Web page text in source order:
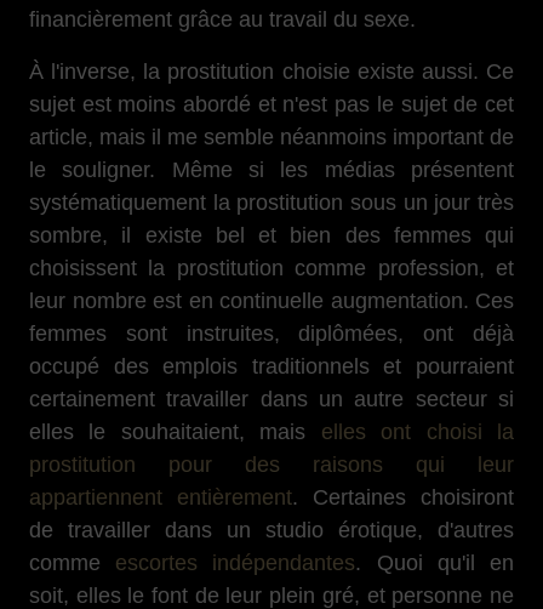
financièrement grâce au travail du sexe.
À l'inverse, la prostitution choisie existe aussi. Ce
sujet est moins abordé et n'est pas le sujet de cet
article, mais il me semble néanmoins important de
le souligner. Même si les médias présentent
systématiquement la prostitution sous un jour très
sombre, il existe bel et bien des femmes qui
choisissent la prostitution comme profession, et
leur nombre est en continuelle augmentation. Ces
femmes sont instruites, diplômées, ont déjà
occupé des emplois traditionnels et pourraient
certainement travailler dans un autre secteur si
elles le souhaitaient, mais elles ont choisi la
prostitution pour des raisons qui leur
appartiennent entièrement. Certaines choisiront
de travailler dans un studio érotique, d'autres
comme escortes indépendantes. Quoi qu'il en
soit, elles le font de leur plein gré, et personne ne